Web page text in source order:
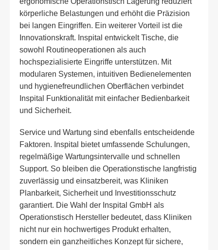
körperliche Belastungen und erhöht die Präzision
bei langen Eingriffen. Ein weiterer Vorteil ist die
Innovationskraft. Inspital entwickelt Tische, die
sowohl Routineoperationen als auch
hochspezialisierte Eingriffe unterstützen. Mit
modularen Systemen, intuitiven Bedienelementen
und hygienefreundlichen Oberflächen verbindet
Inspital Funktionalität mit einfacher Bedienbarkeit
und Sicherheit.
Service und Wartung sind ebenfalls entscheidende
Faktoren. Inspital bietet umfassende Schulungen,
regelmäßige Wartungsintervalle und schnellen
Support. So bleiben die Operationstische langfristig
zuverlässig und einsatzbereit, was Kliniken
Planbarkeit, Sicherheit und Investitionsschutz
garantiert. Die Wahl der Inspital GmbH als
Operationstisch Hersteller bedeutet, dass Kliniken
nicht nur ein hochwertiges Produkt erhalten,
sondern ein ganzheitliches Konzept für sichere,